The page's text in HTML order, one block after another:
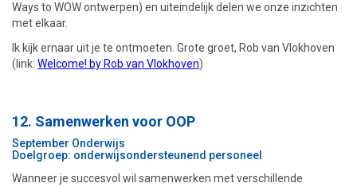
Ways to WOW ontwerpen) en uiteindelijk delen we onze inzichten
met elkaar.
Ik kijk ernaar uit je te ontmoeten. Grote groet, Rob van Vlokhoven
(link: Welcome! by Rob van Vlokhoven)
12. Samenwerken voor OOP
September Onderwijs
Doelgroep: onderwijsondersteunend personeel
Wanneer je succesvol wil samenwerken met verschillende